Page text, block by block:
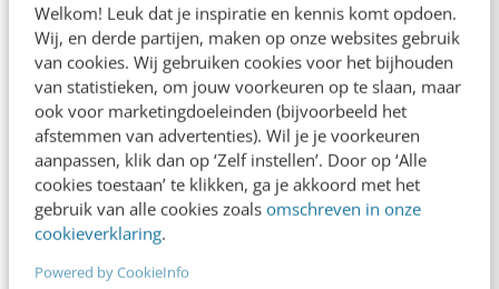
Welkom! Leuk dat je inspiratie en kennis komt opdoen.
Wij, en derde partijen, maken op onze websites gebruik
van cookies. Wij gebruiken cookies voor het bijhouden
van statistieken, om jouw voorkeuren op te slaan, maar
ook voor marketingdoeleinden (bijvoorbeeld het
afstemmen van advertenties). Wil je je voorkeuren
aanpassen, klik dan op ‘Zelf instellen’. Door op ‘Alle
cookies toestaan’ te klikken, ga je akkoord met het
gebruik van alle cookies zoals omschreven in onze
cookieverklaring.
Powered by CookieInfo
Nutricia biedt online vooral veel informatie aan haar bezoekers. Het
doel is niet om direct producten te verkopen, maar juist om hun
doelgroep te ondersteunen waar nodig. Uitgebreide
contactmogelijkheden hebben hier meer effect dan een call-to-action
om direct producten te bestellen.
Aan de slag!